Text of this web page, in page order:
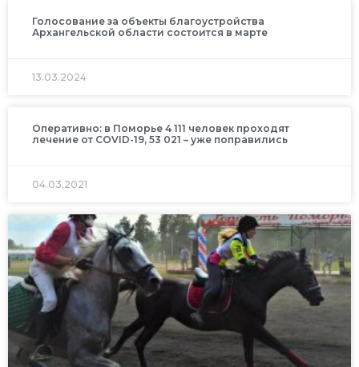
Голосование за объекты благоустройства
Архангельской области состоится в марте
13.03.2024
Оперативно: в Поморье 4 111 человек проходят
лечение от COVID-19, 53 021 – уже поправились
04.03.2021